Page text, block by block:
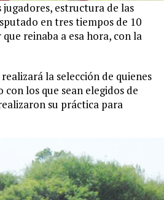
estructura de las
en tres tiempos de 10
reinaba a esa hora, con la
la selección de quienes
los que sean elegidos de
su práctica para